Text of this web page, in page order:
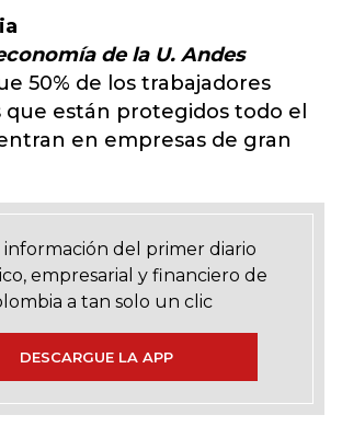
de la U. Andes
50% de los trabajadores
están protegidos todo el
en empresas de gran
información del primer diario
empresarial y financiero de
a tan solo un clic
DESCARGUE LA APP